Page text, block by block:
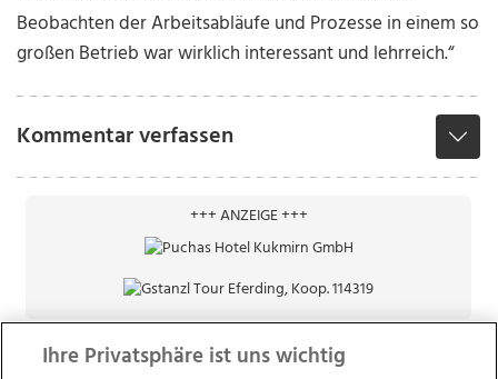
Beobachten der Arbeitsabläufe und Prozesse in einem so
großen Betrieb war wirklich interessant und lehrreich.“
Kommentar verfassen
+++ ANZEIGE +++
Ihre Privatsphäre ist uns wichtig